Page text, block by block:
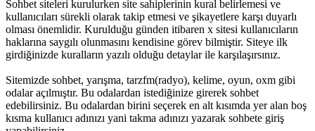
Sohbet siteleri kurulurken site sahiplerinin kural belirlemesi ve
kullanıcıları sürekli olarak takip etmesi ve şikayetlere karşı duyarlı
olması önemlidir. Kurulduğu günden itibaren x sitesi kullanıcıların
haklarına saygılı olunmasını kendisine görev bilmiştir. Siteye ilk
girdiğinizde kuralların yazılı olduğu detaylar ile karşılaşırsınız.
Sitemizde sohbet, yarışma, tarzfm(radyo), kelime, oyun, oxm gibi
odalar açılmıştır. Bu odalardan istediğinize girerek sohbet
edebilirsiniz. Bu odalardan birini seçerek en alt kısımda yer alan boş
kısma kullanıcı adınızı yani takma adınızı yazarak sohbete giriş